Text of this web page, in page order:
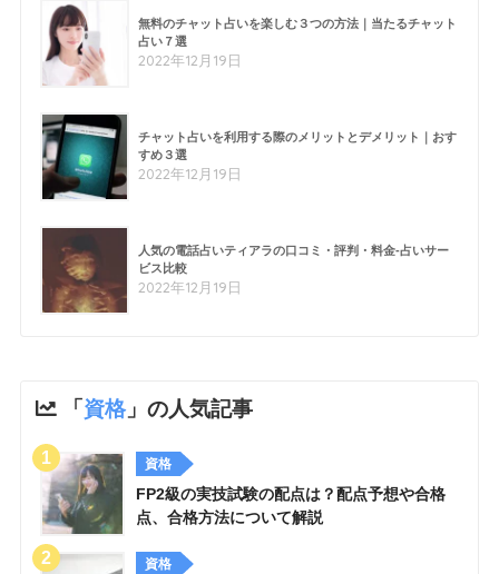
無料のチャット占いを楽しむ３つの方法｜当たるチャット
占い７選
2022年12月19日
チャット占いを利用する際のメリットとデメリット｜おす
すめ３選
2022年12月19日
人気の電話占いティアラの口コミ・評判・料金-占いサー
ビス比較
2022年12月19日
「資格」の人気記事
資格
FP2級の実技試験の配点は？配点予想や合格
点、合格方法について解説
資格